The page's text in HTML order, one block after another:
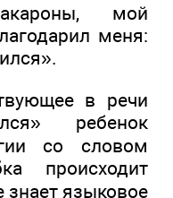
мой
меня:
в речи
ребенок
со словом
происходит
знает языковое